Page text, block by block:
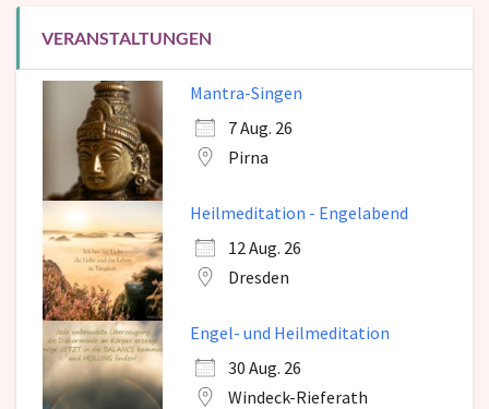
VERANSTALTUNGEN
Mantra-Singen
7 Aug. 26
Pirna
Heilmeditation - Engelabend
12 Aug. 26
Dresden
Engel- und Heilmeditation
30 Aug. 26
Windeck-Rieferath